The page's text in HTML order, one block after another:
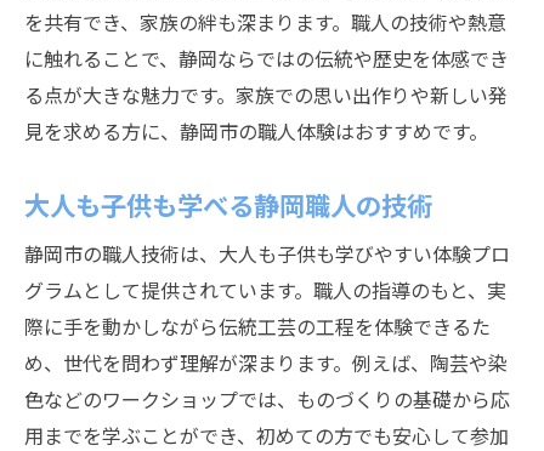
を共有でき、家族の絆も深まります。職人の技術や熱意
に触れることで、静岡ならではの伝統や歴史を体感でき
る点が大きな魅力です。家族での思い出作りや新しい発
見を求める方に、静岡市の職人体験はおすすめです。
大人も子供も学べる静岡職人の技術
静岡市の職人技術は、大人も子供も学びやすい体験プロ
グラムとして提供されています。職人の指導のもと、実
際に手を動かしながら伝統工芸の工程を体験できるた
め、世代を問わず理解が深まります。例えば、陶芸や染
色などのワークショップでは、ものづくりの基礎から応
用までを学ぶことができ、初めての方でも安心して参加